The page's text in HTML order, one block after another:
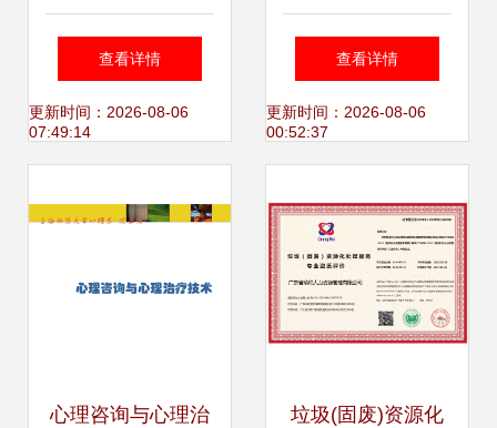
询合同模板
查看详情
更新时间：2026-08-06
07:49:14
上海市科技小巨人
工程项目与阿里巴
查看详情
更新时间：2026-08-06
00:52:37
心理咨询与心理治 垃圾(固废)资源化